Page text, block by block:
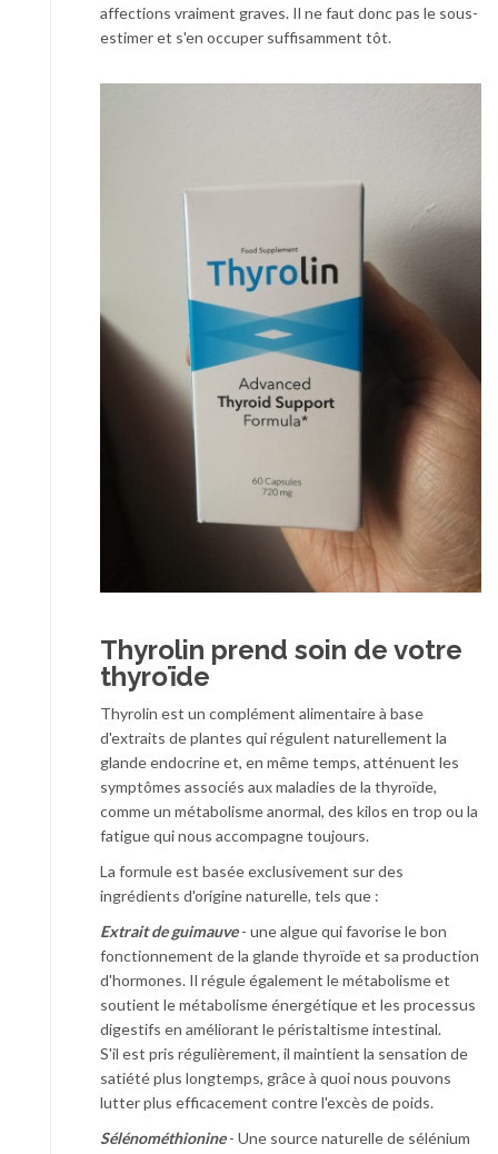
affections vraiment graves. Il ne faut donc pas le sous-
estimer et s'en occuper suffisamment tôt.
Thyrolin prend soin de votre
thyroïde
Thyrolin est un complément alimentaire à base
d'extraits de plantes qui régulent naturellement la
glande endocrine et, en même temps, atténuent les
symptômes associés aux maladies de la thyroïde,
comme un métabolisme anormal, des kilos en trop ou la
fatigue qui nous accompagne toujours.
La formule est basée exclusivement sur des
ingrédients d'origine naturelle, tels que :
Extrait de guimauve- une algue qui favorise le bon
fonctionnement de la glande thyroïde et sa production
d'hormones. Il régule également le métabolisme et
soutient le métabolisme énergétique et les processus
digestifs en améliorant le péristaltisme intestinal.
S'il est pris régulièrement, il maintient la sensation de
satiété plus longtemps, grâce à quoi nous pouvons
lutter plus efficacement contre l'excès de poids.
Sélénométhionine- Une source naturelle de sélénium